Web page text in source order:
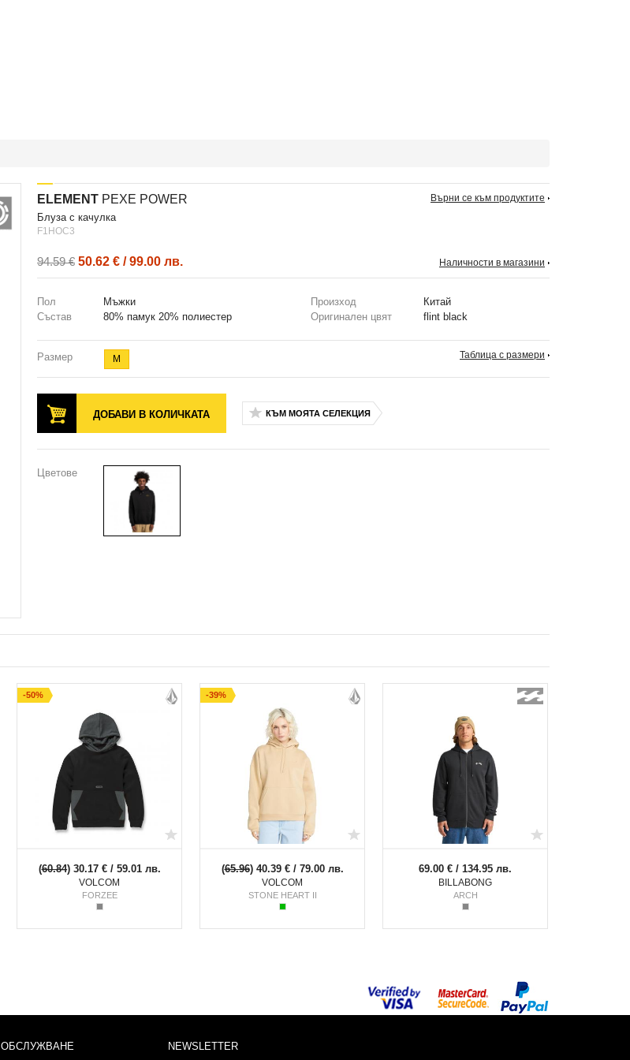
ELEMENT PEXE POWER
блуза с качулка
F1HOC3
94.59 € 50.62 € / 99.00 лв.
Върни се към продуктите
Наличности в магазини
Пол Мъжки Произход
Китай
Състав
80% памук 20% полиестер Оригинален цвят flint black
Размер M Таблица с размери
ДОБАВИ В КОЛИЧКАТА КЪМ МОЯТА СЕЛЕКЦИЯ
Цветове
(60.84) 30.17 € / 59.01 лв.
VOLCOM
FORZEE
-50%
(65.96) 40.39 € / 79.00 лв.
VOLCOM
STONE HEART II
-39%
69.00 € / 134.95 лв.
BILLABONG
ARCH
ОБСЛУЖВАНЕ NEWSLETTER